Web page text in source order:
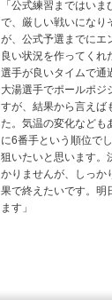
「公式練習まではい
で、厳しい戦いになり
が、公式予選までにエ
良い状況を作ってくれ
選手が良いタイムで通
大湯選手でポールポジ
すが、結果から言えば
た。気温の変化なども
に6番手という順位で
狙いたいと思います。
かりませんが、しっか
果で終えたいです。明
ます」